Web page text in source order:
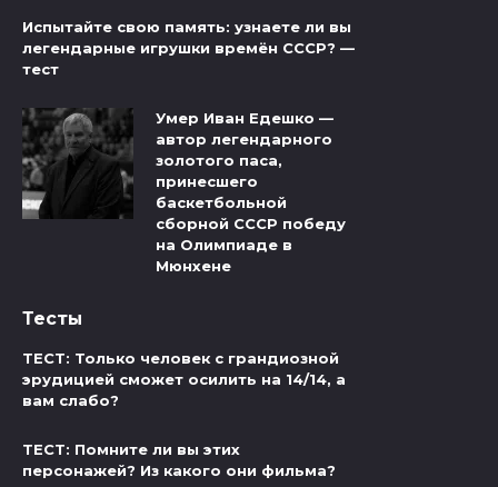
Испытайте свою память: узнаете ли вы
легендарные игрушки времён СССР? —
тест
Умер Иван Едешко —
автор легендарного
золотого паса,
принесшего
баскетбольной
сборной СССР победу
на Олимпиаде в
Мюнхене
Тесты
ТЕСТ: Только человек с грандиозной
эрудицией сможет осилить на 14/14, а
вам слабо?
ТЕСТ: Помните ли вы этих
персонажей? Из какого они фильма?